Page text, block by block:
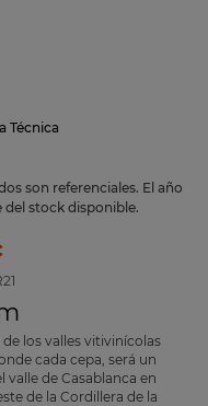
Técnica
son referenciales. El año
del stock disponible.
los valles vitivinícolas
cada cepa, será un
de Casablanca en
de la Cordillera de la